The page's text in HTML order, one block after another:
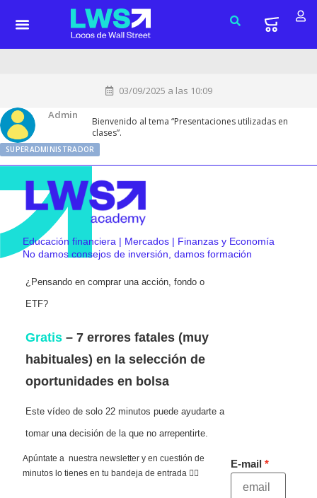
03/09/2025 a las 10:09
Admin
SUPERADMINISTRADOR
Bienvenido al tema “Presentaciones utilizadas en
clases”.
Educación financiera | Mercados | Finanzas y Economía
No damos consejos de inversión, damos formación
¿Pensando en comprar una acción, fondo o
ETF?
Gratis – 7 errores fatales (muy
habituales) en la selección de
oportunidades en bolsa
Este vídeo de solo 22 minutos puede ayudarte a
tomar una decisión de la que no arrepentirte.
Apúntate a nuestra newsletter y en cuestión de
minutos lo tienes en tu bandeja de entrada 👇🏻
E-mail